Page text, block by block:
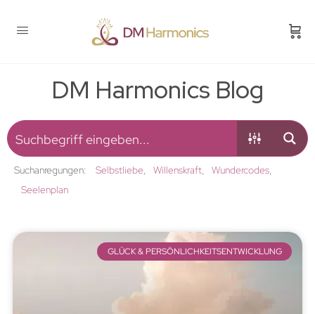
DM Harmonics Blog
Suchanregungen: Selbstliebe Willenskraft
Wundercodes
Seelenplan
GLÜCK & PERSÖNLICHKEITSENTWICKLUNG